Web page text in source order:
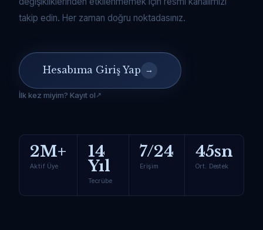
takip edin. Her zaman doğru noktadasınız.
Hesabıma Giriş Yap →
İlk kez miyim? Kayıt ol
2M+
Aktif Üye
14
Yıl
Tecrübe
7/24
Erişim
45sn
Ort. Destek